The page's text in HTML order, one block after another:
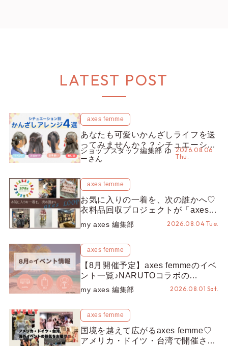
LATEST POST
axes femme
あなたも可愛いかんざしライフを送
ってみませんか？？シチュエーショ
ン別“かんざし”のオススメ【ショッ
プスタッフ編集部】
ショップスタッフ編集部 ゆ
ーさん
2026.08.06
Thu.
axes femme
お気に入りの一着を、次の誰かへ♡
衣料品回収プロジェクトが「axes
LOOP」にアップデート！活用する
とポイントが手に入る◎
my axes 編集部 2026.08.04 Tue.
axes femme
【8月開催予定】axes femmeのイベ
ント一覧♪NARUTOコラボの
REZEN POPUPから、プチYour
Stage.、ティーパーティまで！8月
my axes 編集部 2026.08.01 Sat.
axes femme
国境を越えて広がるaxes femme♡
アメリカ・ドイツ・台湾で開催され